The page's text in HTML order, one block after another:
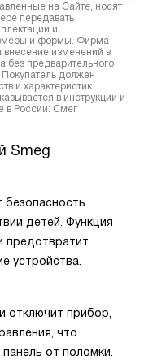
на Сайте, носят
передавать
и
и формы. Фирма-
внесение изменений в
без предварительного
должен
и характеристик
в инструкции и
в России: Смег
Smeg
безопасность
детей. Функция
предотвратит
устройства.
отключит прибор,
что
от поломки.